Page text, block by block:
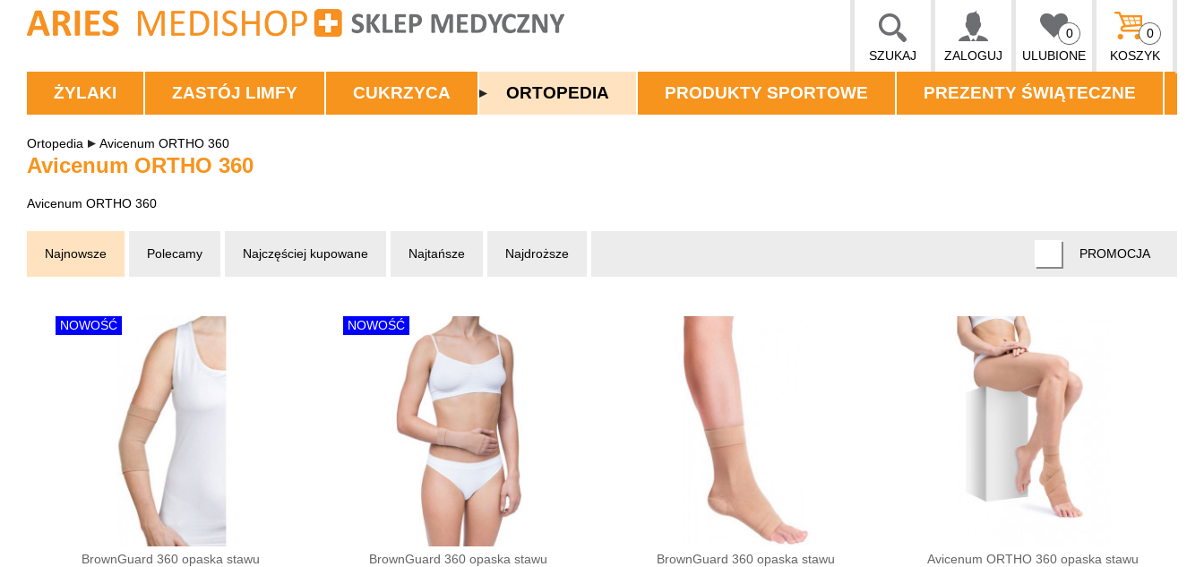
SZUKAJ ZALOGUJ ULUBIONE
0
KOSZYK
0
ŻYLAKI ZASTÓJ LIMFY CUKRZYCA ORTOPEDIA PRODUKTY SPORTOWE PREZENTY ŚWIĄTECZNE
Ortopedia Avicenum ORTHO 360
Avicenum ORTHO 360
Avicenum ORTHO 360
Najnowsze Polecamy Najczęściej kupowane Najtańsze Najdroższe PROMOCJA
NOWOŚĆ
BrownGuard 360 opaska stawu
NOWOŚĆ
BrownGuard 360 opaska stawu
BrownGuard 360 opaska stawu
Avicenum ORTHO 360 opaska stawu